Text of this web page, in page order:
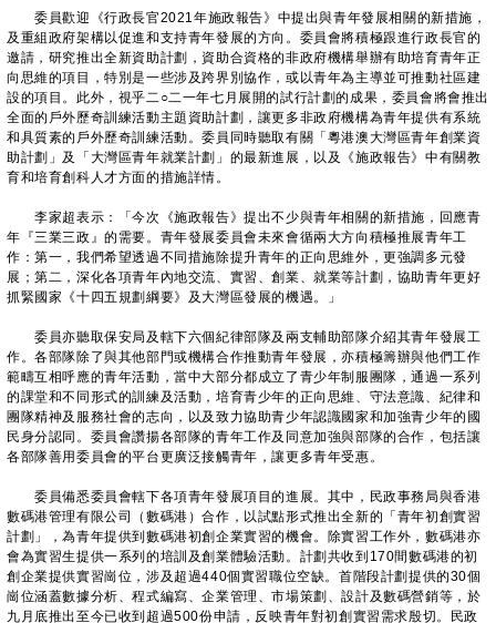
委員歡迎《行政長官2021年施政報告》中提出與青年發展相關的新措施，
及重組政府架構以促進和支持青年發展的方向。委員會將積極跟進行政長官的
邀請，研究推出全新資助計劃，資助合資格的非政府機構舉辦有助培育青年正
向思維的項目，特別是一些涉及跨界別協作，或以青年為主導並可推動社區建
設的項目。此外，視乎二○二一年七月展開的試行計劃的成果，委員會將會推出
全面的戶外歷奇訓練活動主題資助計劃，讓更多非政府機構為青年提供有系統
和具質素的戶外歷奇訓練活動。委員同時聽取有關「粵港澳大灣區青年創業資
助計劃」及「大灣區青年就業計劃」的最新進展，以及《施政報告》中有關教
育和培育創科人才方面的措施詳情。
李家超表示：「今次《施政報告》提出不少與青年相關的新措施，回應青
年『三業三政』的需要。青年發展委員會未來會循兩大方向積極推展青年工
作：第一，我們希望透過不同措施除提升青年的正向思維外，更強調多元發
展；第二，深化各項青年內地交流、實習、創業、就業等計劃，協助青年更好
抓緊國家《十四五規劃綱要》及大灣區發展的機遇。」
委員亦聽取保安局及轄下六個紀律部隊及兩支輔助部隊介紹其青年發展工
作。各部隊除了與其他部門或機構合作推動青年發展，亦積極籌辦與他們工作
範疇互相呼應的青年活動，當中大部分都成立了青少年制服團隊，通過一系列
的課堂和不同形式的訓練及活動，培育青少年的正向思維、守法意識、紀律和
團隊精神及服務社會的志向，以及致力協助青少年認識國家和加強青少年的國
民身分認同。委員會讚揚各部隊的青年工作及同意加強與部隊的合作，包括讓
各部隊善用委員會的平台更廣泛接觸青年，讓更多青年受惠。
委員備悉委員會轄下各項青年發展項目的進展。其中，民政事務局與香港
數碼港管理有限公司（數碼港）合作，以試點形式推出全新的「青年初創實習
計劃」，為青年提供到數碼港初創企業實習的機會。除實習工作外，數碼港亦
會為實習生提供一系列的培訓及創業體驗活動。計劃共收到170間數碼港的初
創企業提供實習崗位，涉及超過440個實習職位空缺。首階段計劃提供的30個
崗位涵蓋數據分析、程式編寫、企業管理、市場策劃、設計及數碼營銷等，於
九月底推出至今已收到超過500份申請，反映青年對初創實習需求殷切。民政